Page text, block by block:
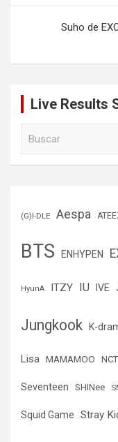
Suho de
Live Results
(G)I-DLE Aespa
BTS ENHYPEN
HyunA ITZY IU IVE
Jungkook K-
Lisa MAMAMOO NCT
Seventeen SHINee
Squid Game Stray